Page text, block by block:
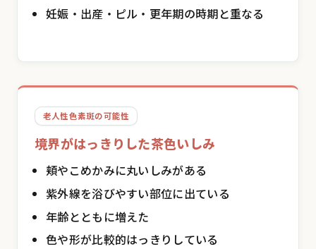
妊娠・出産・ピル・更年期の時期と重なる
老人性色素斑の可能性
境界がはっきりした茶色いしみ
頬やこめかみに丸いしみがある
紫外線を浴びやすい部位に出ている
年齢とともに増えた
色や形が比較的はっきりしている